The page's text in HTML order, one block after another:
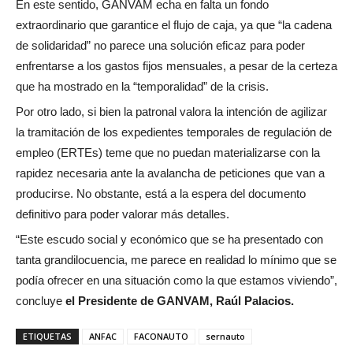
En este sentido, GANVAM echa en falta un fondo
extraordinario que garantice el flujo de caja, ya que “la cadena
de solidaridad” no parece una solución eficaz para poder
enfrentarse a los gastos fijos mensuales, a pesar de la certeza
que ha mostrado en la “temporalidad” de la crisis.
Por otro lado, si bien la patronal valora la intención de agilizar
la tramitación de los expedientes temporales de regulación de
empleo (ERTEs) teme que no puedan materializarse con la
rapidez necesaria ante la avalancha de peticiones que van a
producirse. No obstante, está a la espera del documento
definitivo para poder valorar más detalles.
“Este escudo social y económico que se ha presentado con
tanta grandilocuencia, me parece en realidad lo mínimo que se
podía ofrecer en una situación como la que estamos viviendo”,
concluye el Presidente de GANVAM, Raúl Palacios.
ETIQUETAS ANFAC FACONAUTO sernauto